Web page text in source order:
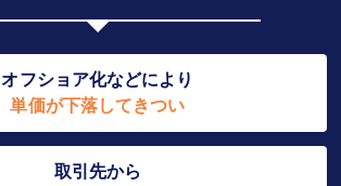
オフショア化などにより
単価が下落してきつい
取引先から